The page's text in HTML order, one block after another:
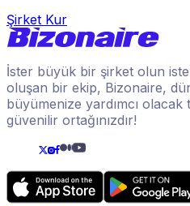
Şirket Kur
İster büyük bir şirket olun
oluşan bir ekip, Bizonaire,
büyümenize yardımcı
güvenilir ortağınızdır!